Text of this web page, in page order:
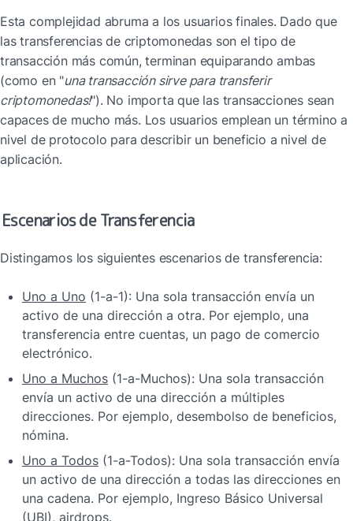
Esta complejidad abruma a los usuarios finales. Dado que
las transferencias de criptomonedas son el tipo de
transacción más común, terminan equiparando ambas
(como en "una transacción sirve para transferir
criptomonedas!"). No importa que las transacciones sean
capaces de mucho más. Los usuarios emplean un término a
nivel de protocolo para describir un beneficio a nivel de
aplicación.
Escenarios de Transferencia
Distingamos los siguientes escenarios de transferencia:
Uno a Uno (1-a-1): Una sola transacción envía un
activo de una dirección a otra. Por ejemplo, una
transferencia entre cuentas, un pago de comercio
electrónico.
Uno a Muchos (1-a-Muchos): Una sola transacción
envía un activo de una dirección a múltiples
direcciones. Por ejemplo, desembolso de beneficios,
nómina.
Uno a Todos (1-a-Todos): Una sola transacción envía
un activo de una dirección a todas las direcciones en
una cadena. Por ejemplo, Ingreso Básico Universal
(UBI), airdrops.